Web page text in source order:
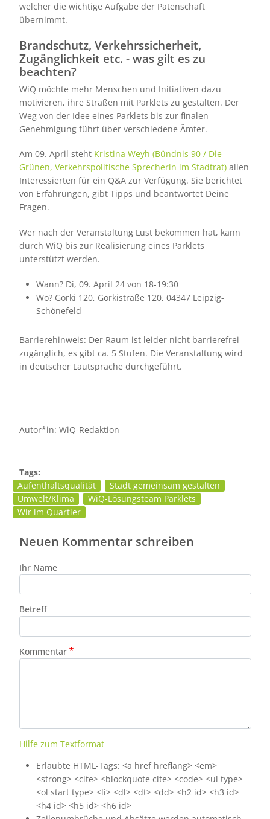
welcher die wichtige Aufgabe der Patenschaft
übernimmt.
Brandschutz, Verkehrssicherheit,
Zugänglichkeit etc. - was gilt es zu
beachten?
WiQ möchte mehr Menschen und Initiativen dazu
motivieren, ihre Straßen mit Parklets zu gestalten. Der
Weg von der Idee eines Parklets bis zur finalen
Genehmigung führt über verschiedene Ämter.
Am 09. April steht Kristina Weyh (Bündnis 90 / Die
Grünen, Verkehrspolitische Sprecherin im Stadtrat) allen
Interessierten für ein Q&A zur Verfügung. Sie berichtet
von Erfahrungen, gibt Tipps und beantwortet Deine
Fragen.
Wer nach der Veranstaltung Lust bekommen hat, kann
durch WiQ bis zur Realisierung eines Parklets
unterstützt werden.
Wann? Di, 09. April 24 von 18-19:30
Wo? Gorki 120, Gorkistraße 120, 04347 Leipzig-
Schönefeld
Barrierehinweis: Der Raum ist leider nicht barrierefrei
zugänglich, es gibt ca. 5 Stufen. Die Veranstaltung wird
in deutscher Lautsprache durchgeführt.
Autor*in: WiQ-Redaktion
Tags:
Aufenthaltsqualität
Stadt gemeinsam gestalten
Umwelt/Klima
WiQ-Lösungsteam Parklets
Wir im Quartier
Neuen Kommentar schreiben
Ihr Name
Betreff
Kommentar
Hilfe zum Textformat
Erlaubte HTML-Tags: <a href hreflang> <em>
<strong> <cite> <blockquote cite> <code> <ul type>
<ol start type> <li> <dl> <dt> <dd> <h2 id> <h3 id>
<h4 id> <h5 id> <h6 id>